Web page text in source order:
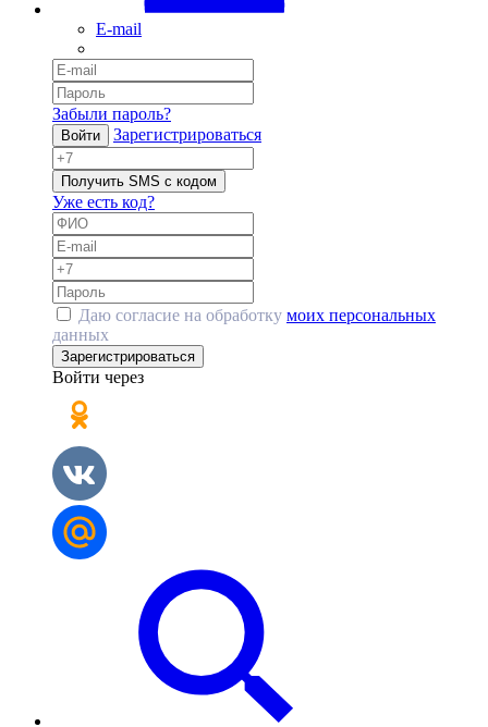
E-mail
Забыли пароль?
Войти Зарегистрироваться
Получить SMS с кодом
Уже есть код?
Даю согласие на обработку моих персональных
данных
Зарегистрироваться
Войти через